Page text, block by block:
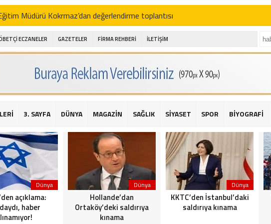
Müdürü Kokrmaz’dan değerlendirme toplantısı
Alibeyoğlu, Aile Destek Merkezini ziyaret etti
ıhlamur piyasalarda
şehitleri için bayraklı kayak gösterileri düzenlenecek
için yardım kermesi
2016 yılı değerlendirmesi
Sarıyer Çayırbaşı Cezayirli Hasan Paşa Camii’nde silahlı saldırı: 2 yaralı
Bahçeli’den Reina’ya düzenlenen terör saldırısına ilişkin açıklama
ECZANELER GAZETELER FİRMA REHBERİ İLETİŞİM
3. SAYFA DÜNYA MAGAZİN SAĞLIK SİYASET SPOR BİYOGRAFİ
Dünya
açıklama:
haber
Dünya
Hollande’dan
Ortaköy’deki saldırıya
kınama
Dünya
KKTC’den İstanbul’daki
saldırıya kınama